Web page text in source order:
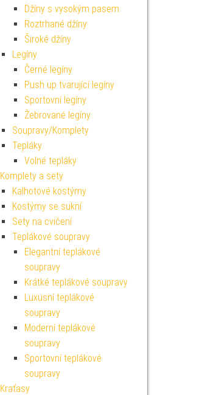
Džíny s vysokým pasem
Roztrhané džíny
Široké džíny
Legíny
Černé legíny
Push up tvarující legíny
Sportovní legíny
Žebrované legíny
Soupravy/Komplety
Tepláky
Volné tepláky
Komplety a sety
Kalhotové kostýmy
Kostýmy se sukní
Sety na cvičení
Teplákové soupravy
Elegantní teplákové
soupravy
Krátké teplákové soupravy
Luxusní teplákové
soupravy
Moderní teplákové
soupravy
Sportovní teplákové
soupravy
Kraťasy